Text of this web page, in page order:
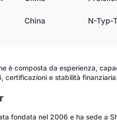
China N-Typ-
è composta da esperienza,
certificazioni e stabilità finanziaria.
fondata nel 2006 e ha sede a